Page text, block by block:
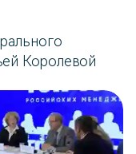
Королевой